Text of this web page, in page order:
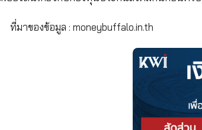
เชื่อว่ามนุษย์เงินเดือนทุกคน ต้องมี
นั้น นอกจากจะได้รับสิทธิประโยชน์กรณีเ
กองทุนประกันสังคมในรูปเงินบำเหน็จ (เ
ข้อมูลเบื้องต้นเกี่ยวกับกองทุนประกันสัง
ที่มาของข้อมูล : moneybuffalo.in.th